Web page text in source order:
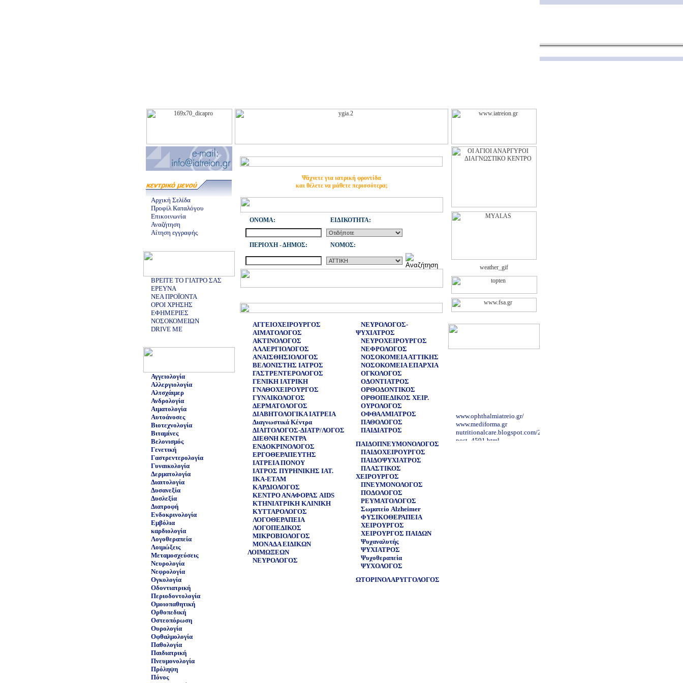
Αρχική Σελίδα
Προφίλ Καταλόγου
Επικοινωνία
Αναζήτηση
Αίτηση εγγραφής
ΒΡΕΙΤΕ ΤΟ ΓΙΑΤΡΟ ΣΑΣ
ΕΡΕΥΝΑ
ΝΕΑ ΠΡΟΪΟΝΤΑ
ΟΡΟΙ ΧΡΗΣΗΣ
ΕΦΗΜΕΡΙΕΣ
ΝΟΣΟΚΟΜΕΙΩΝ
DRIVE ME
Αγγειολογία
Αλλεργιολογία
Αλτσχάιμερ
Ανδρολογία
Αιματολογία
Αυτοάνοσες
Βιοτεχνολογία
Βιταμίνες
Βελονισμός
Γενετική
Γαστρεντερολογία
Γυναικολογία
Δερματολογία
Διαιτολογία
Δυσανεξία
Δυσλεξία
Διατροφή
Ενδοκρινολογία
Εμβόλια
καρδιολογία
Λογοθεραπεία
Λοιμώξεις
Μεταμοσχεύσεις
Νευρολογία
Νεφρολογία
Ογκολογία
Οδοντιατρική
Περιοδοντολογία
Ομοιοπαθητική
Ορθοπεδική
Οστεοπόρωση
Ουρολογία
Οφθαλμολογία
Παθολογία
Παιδιατρική
Πνευμονολογία
Πρόληψη
Πόνος
Ψάχνετε για ιατρική φροντίδα
και θέλετε να μάθετε περισσότερα;
ONOMA: ΕΙΔΙΚΟΤΗΤΑ:
ΠΕΡΙΟΧΗ - ΔΗΜΟΣ: NOMOΣ:
ΑΓΓΕΙΟΧΕΙΡΟΥΡΓΟΣ
ΑΙΜΑΤΟΛΟΓΟΣ
ΑΚΤΙΝΟΛΟΓΟΣ
ΑΛΛΕΡΓΙΟΛΟΓΟΣ
ΑΝΑΙΣΘΗΣΙΟΛΟΓΟΣ
ΒΕΛΟΝΙΣΤΗΣ ΙΑΤΡΟΣ
ΓΑΣΤΡΕΝΤΕΡΟΛΟΓΟΣ
ΓΕΝΙΚΗ ΙΑΤΡΙΚΗ
ΓΝΑΘΟΧΕΙΡΟΥΡΓΟΣ
ΓΥΝΑΙΚΟΛΟΓΟΣ
ΔΕΡΜΑΤΟΛΟΓΟΣ
ΔΙΑΒΗΤΟΛΟΓΙΚΑ ΙΑΤΡΕΙΑ
Διαγνωστικά Κέντρα
ΔΙΑΙΤΟΛΟΓΟΣ-ΔΙΑΤΡ/ΛΟΓΟΣ
ΔΙΕΘΝΗ ΚΕΝΤΡΑ
ΕΝΔΟΚΡΙΝΟΛΟΓΟΣ
ΕΡΓΟΘΕΡΑΠΕΥΤΗΣ
ΙΑΤΡΕΙΑ ΠΟΝΟΥ
ΙΑΤΡΟΣ ΠΥΡΗΝΙΚΗΣ ΙΑΤ.
ΙΚΑ-ΕΤΑΜ
ΚΑΡΔΙΟΛΟΓΟΣ
ΚΕΝΤΡΟ ΑΝΑΦΟΡΑΣ AIDS
ΚΤΗΝΙΑΤΡΙΚΗ ΚΛΙΝΙΚΗ
ΚΥΤΤΑΡΟΛΟΓΟΣ
ΛΟΓΟΘΕΡΑΠΕΙΑ
ΛΟΓΟΠΕΔΙΚΟΣ
ΜΙΚΡΟΒΙΟΛΟΓΟΣ
ΜΟΝΑΔΑ ΕΙΔΙΚΩΝ
ΛΟΙΜΩΞΕΩΝ
ΝΕΥΡΟΛΟΓΟΣ
ΝΕΥΡΟΛΟΓΟΣ-
ΨΥΧΙΑΤΡΟΣ
ΝΕΥΡΟΧΕΙΡΟΥΡΓΟΣ
ΝΕΦΡΟΛΟΓΟΣ
ΝΟΣΟΚΟΜΕΙΑ ΑΤΤΙΚΗΣ
ΝΟΣΟΚΟΜΕΙΑ ΕΠΑΡΧΙΑ
ΟΓΚΟΛΟΓΟΣ
ΟΔΟΝΤΙΑΤΡΟΣ
ΟΡΘΟΔΟΝΤΙΚΟΣ
ΟΡΘΟΠΕΔΙΚΟΣ ΧΕΙΡ.
ΟΥΡΟΛΟΓΟΣ
ΟΦΘΑΛΜΙΑΤΡΟΣ
ΠΑΘΟΛΟΓΟΣ
ΠΑΙΔΙΑΤΡΟΣ
ΠΑΙΔΟΠΝΕΥΜΟΝΟΛΟΓΟΣ
ΠΑΙΔΟΧΕΙΡΟΥΡΓΟΣ
ΠΑΙΔΟΨΥΧΙΑΤΡΟΣ
ΠΛΑΣΤΙΚΟΣ
ΧΕΙΡΟΥΡΓΟΣ
ΠΝΕΥΜΟΝΟΛΟΓΟΣ
ΠΟΔΟΛΟΓΟΣ
ΡΕΥΜΑΤΟΛΟΓΟΣ
Σωματείο Alzheimer
ΦΥΣΙKΟΘΕΡΑΠΕΙΑ
ΧΕΙΡΟΥΡΓΟΣ
ΧΕΙΡΟΥΡΓΟΣ ΠΑΙΔΩΝ
Ψυχαναλυτής
ΨΥΧΙΑΤΡΟΣ
Ψυχοθεραπεία
ΨΥΧΟΛΟΓΟΣ
ΩΤΟΡΙΝΟΛΑΡΥΓΓΟΛΟΓΟΣ
www.ophthalmiatreio.gr/
www.mediforma.gr
nutritionalcare.blogspot.com/2007/12/blog-
post_4591.html